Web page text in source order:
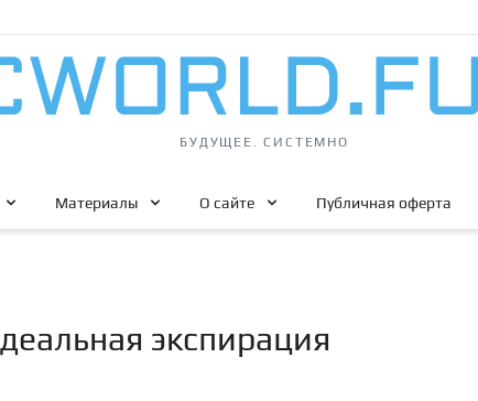
БУДУЩЕЕ. СИСТЕМНО
Материалы О сайте Публичная оферта
экспирация